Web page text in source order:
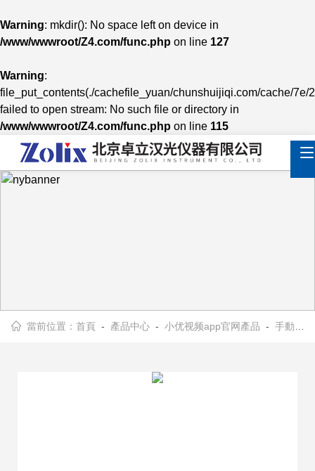
Warning: mkdir(): No space left on device in
/www/wwwroot/Z4.com/func.php on line 127
Warning:
file_put_contents(./cachefile_yuan/chunshuijiqi.com/cache/7e/
failed to open stream: No such file or directory in
/www/wwwroot/Z4.com/func.php on line 115
當前位置：首頁 - 產品中心 -小优视频app官网產品 -手動角位移台